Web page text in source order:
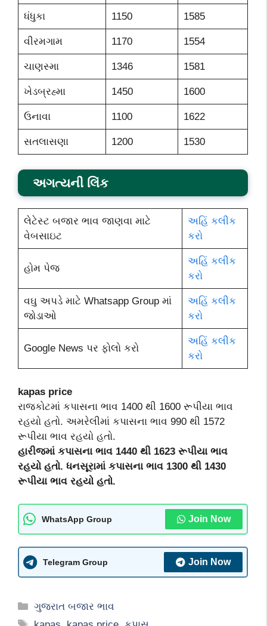
ધંધુકા 1150 1585
વીરમગામ 1170 1554
ચાણસ્મા 1346 1581
ખેડબ્રહ્મા 1450 1600
ઉનાવા 1100 1622
સતલાસણા 1200 1530
અગત્યની લિંક
લેટેસ્ટ બજાર ભાવ જાણવા માટે
વેબસાઇટ
અહિં કલીક
કરો
હોમ પેજ
અહિં કલીક
કરો
વઘુ અપડે માટે Whatsapp Group માં
જોડાઓ
અહિં કલીક
કરો
Google News પર ફોલો કરો
અહિં કલીક
કરો
kapas price
રાજકોટમાં કપાસના ભાવ 1400 થી 1600 રૂપીયા ભાવ
રહયો હતો. અમરેલીમાં કપાસના ભાવ 990 થી 1572
રૂપીયા ભાવ રહયો હતો.
હારીજમાં કપાસના ભાવ 1440 થી 1623 રૂપીયા ભાવ
રહયો હતો. ધનસૂરામાં કપાસના ભાવ 1300 થી 1430
રૂપીયા ભાવ રહયો હતો.
WhatsApp Group Join Now
Telegram Group Join Now
Categories
ગુજરાત બજાર ભાવ
Tags